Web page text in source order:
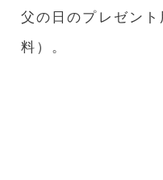
父の日のプレゼン
料）。